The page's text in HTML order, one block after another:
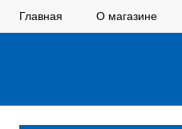
Главная О магазине